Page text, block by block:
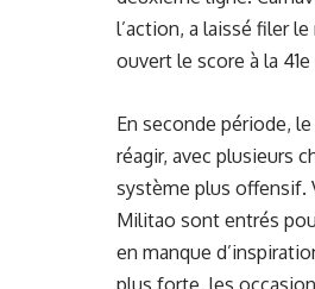
l’action, a laissé filer
ouvert le score à la
En seconde période,
réagir, avec plusieurs
système plus offensif.
Militao sont entrés
en manque
plus forte, les